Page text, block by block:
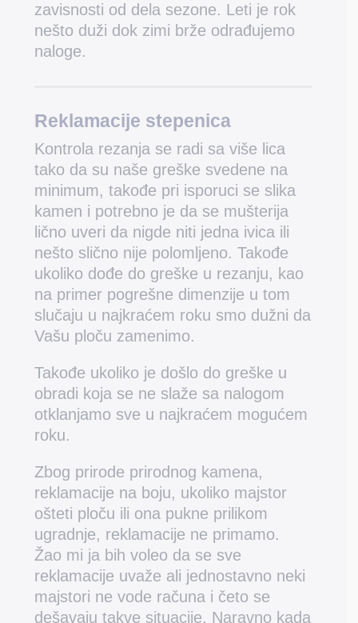
zavisnosti od dela sezone. Leti je rok
nešto duži dok zimi brže odrađujemo
naloge.
Reklamacije stepenica
Kontrola rezanja se radi sa više lica
tako da su naše greške svedene na
minimum, takođe pri isporuci se slika
kamen i potrebno je da se mušterija
lično uveri da nigde niti jedna ivica ili
nešto slično nije polomljeno. Takođe
ukoliko dođe do greške u rezanju, kao
na primer pogrešne dimenzije u tom
slučaju u najkraćem roku smo dužni da
Vašu ploču zamenimo.
Takođe ukoliko je došlo do greške u
obradi koja se ne slaže sa nalogom
otklanjamo sve u najkraćem mogućem
roku.
Zbog prirode prirodnog kamena,
reklamacije na boju, ukoliko majstor
ošteti ploču ili ona pukne prilikom
ugradnje, reklamacije ne primamo.
Žao mi ja bih voleo da se sve
reklamacije uvaže ali jednostavno neki
majstori ne vode računa i četo se
dešavaju takve situacije. Naravno kada